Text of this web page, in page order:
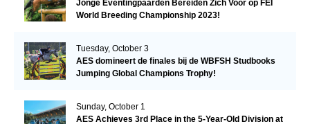
Jonge Eventingpaarden Bereiden Zich Voor op FEI
World Breeding Championship 2023!
Tuesday, October 3
AES domineert de finales bij de WBFSH Studbooks
Jumping Global Champions Trophy!
Sunday, October 1
AES Achieves 3rd Place in the 5-Year-Old Division at